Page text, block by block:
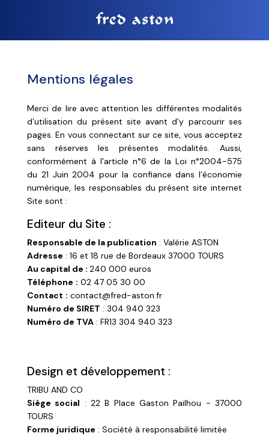
Mentions légales
Merci de lire avec attention les différentes modalités
d’utilisation du présent site avant d’y parcourir ses
pages. En vous connectant sur ce site, vous acceptez
sans réserves les présentes modalités. Aussi,
conformément à l’article n°6 de la Loi n°2004-575
du 21 Juin 2004 pour la confiance dans l’économie
numérique, les responsables du présent site internet
Site sont :
Editeur du Site :
Responsable de la publication : Valérie ASTON
Adresse : 16 et 18 rue de Bordeaux 37000 TOURS
Au capital de : 240 000 euros
Téléphone : 02 47 05 30 00
Contact : contact@fred-aston.fr
Numéro de SIRET : 304 940 323
Numéro de TVA : FR13 304 940 323
Design et développement :
TRIBU AND CO
Siège social : 22 B Place Gaston Pailhou - 37000
TOURS
Forme juridique : Société à responsabilité limitée